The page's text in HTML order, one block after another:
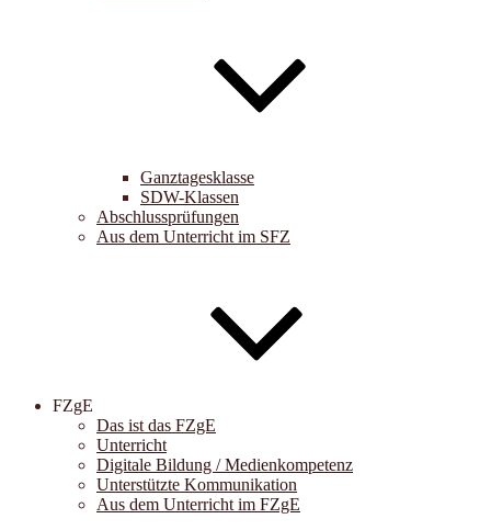
Ganztagesklasse
SDW-Klassen
Abschlussprüfungen
Aus dem Unterricht im SFZ
FZgE
Das ist das FZgE
Unterricht
Digitale Bildung / Medienkompetenz
Unterstützte Kommunikation
Aus dem Unterricht im FZgE